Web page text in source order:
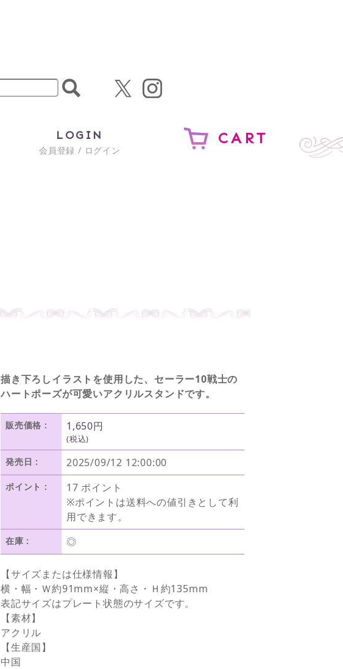
LOGIN
会員登録 / ログイン
CART
描き下ろしイラストを使用した、セーラー10戦士の
ハートポーズが可愛いアクリルスタンドです。
販売価格 : 1,650円
(税込)
発売日 : 2025/09/12 12:00:00
ポイント :
17 ポイント
※ポイントは送料への値引きとして利
用できます。
在庫 : ◎
【サイズまたは仕様情報】
横・幅・Ｗ約91mm×縦・高さ・Ｈ約135mm
表記サイズはプレート状態のサイズです。
【素材】
アクリル
【生産国】
中国